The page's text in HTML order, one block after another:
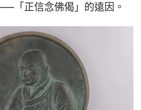
「正信念佛偈」的遠因。